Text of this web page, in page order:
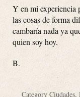
Y en mi experiencia
las cosas de forma
cambaría nada ya
quien soy hoy.
B.
Category Ciudades,